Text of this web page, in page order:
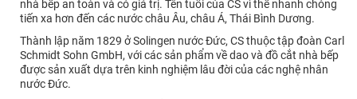
nhà bếp an toàn và có giá trị. Tên tuổi của CS vì thế nhanh chóng
tiến xa hơn đến các nước châu Âu, châu Á, Thái Bình Dương.
Thành lập năm 1829 ở Solingen nước Đức, CS thuộc tập đoàn Carl
Schmidt Sohn GmbH, với các sản phẩm về dao và đồ cắt nhà bếp
được sản xuất dựa trên kinh nghiệm lâu đời của các nghệ nhân
nước Đức.